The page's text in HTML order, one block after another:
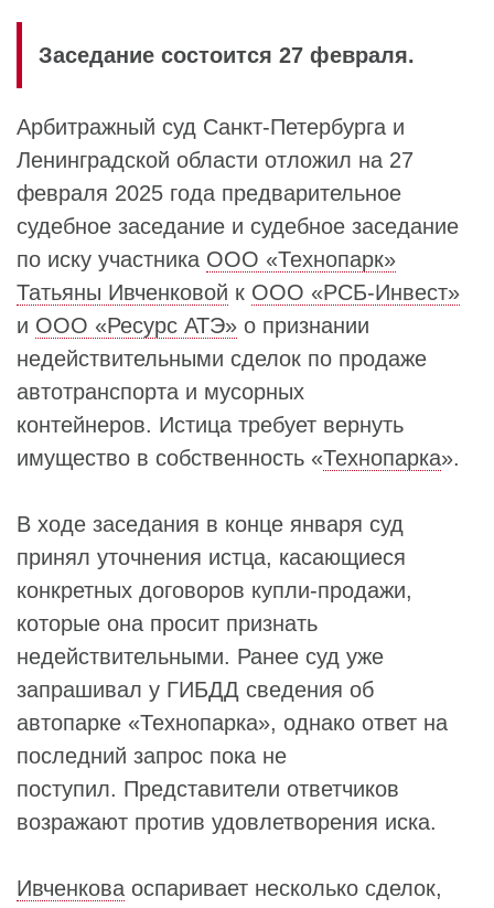
Заседание состоится 27 февраля.
Арбитражный суд Санкт-Петербурга и
Ленинградской области отложил на 27
февраля 2025 года предварительное
судебное заседание и судебное заседание
по иску участника ООО «Технопарк»
Татьяны Ивченковой к ООО «РСБ-Инвест»
и ООО «Ресурс АТЭ» о признании
недействительными сделок по продаже
автотранспорта и мусорных
контейнеров. Истица требует вернуть
имущество в собственность «Технопарка».
В ходе заседания в конце января суд
принял уточнения истца, касающиеся
конкретных договоров купли-продажи,
которые она просит признать
недействительными. Ранее суд уже
запрашивал у ГИБДД сведения об
автопарке «Технопарка», однако ответ на
последний запрос пока не
поступил. Представители ответчиков
возражают против удовлетворения иска.
Ивченкова оспаривает несколько сделок,